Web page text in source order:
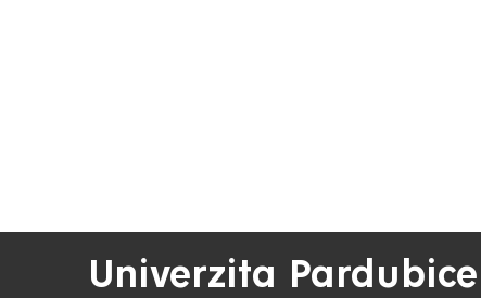
Univerzita Pardubice